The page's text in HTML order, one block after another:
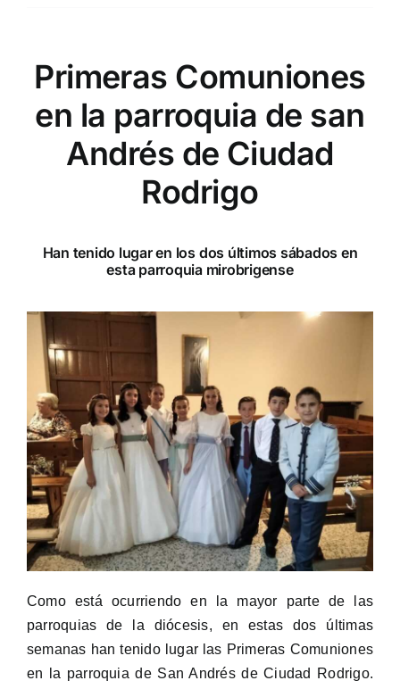
Primeras Comuniones
en la parroquia de san
Andrés de Ciudad
Rodrigo
Han tenido lugar en los dos últimos sábados en
esta parroquia mirobrigense
Como está ocurriendo en la mayor parte de las
parroquias de la diócesis, en estas dos últimas
semanas han tenido lugar las Primeras Comuniones
en la parroquia de San Andrés de Ciudad Rodrigo.